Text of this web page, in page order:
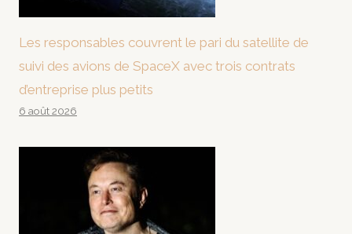
Les responsables couvrent le pari du satellite de
suivi des avions de SpaceX avec trois contrats
d’entreprise plus petits
6 août 2026